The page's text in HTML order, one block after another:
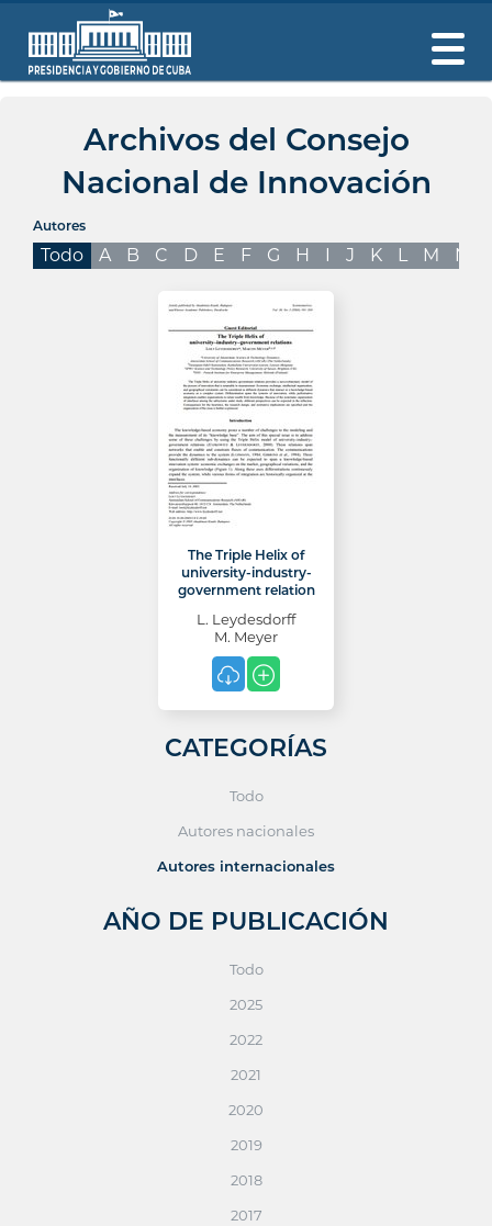
Archivos del Consejo
Nacional de Innovación
Autores
Todo A B C D E F G H I J K L M N
The Triple Helix of
university-industry-
government relation
L. Leydesdorff
M. Meyer
CATEGORÍAS
Todo
Autores nacionales
Autores internacionales
AÑO DE PUBLICACIÓN
Todo
2025
2022
2021
2020
2019
2018
2017